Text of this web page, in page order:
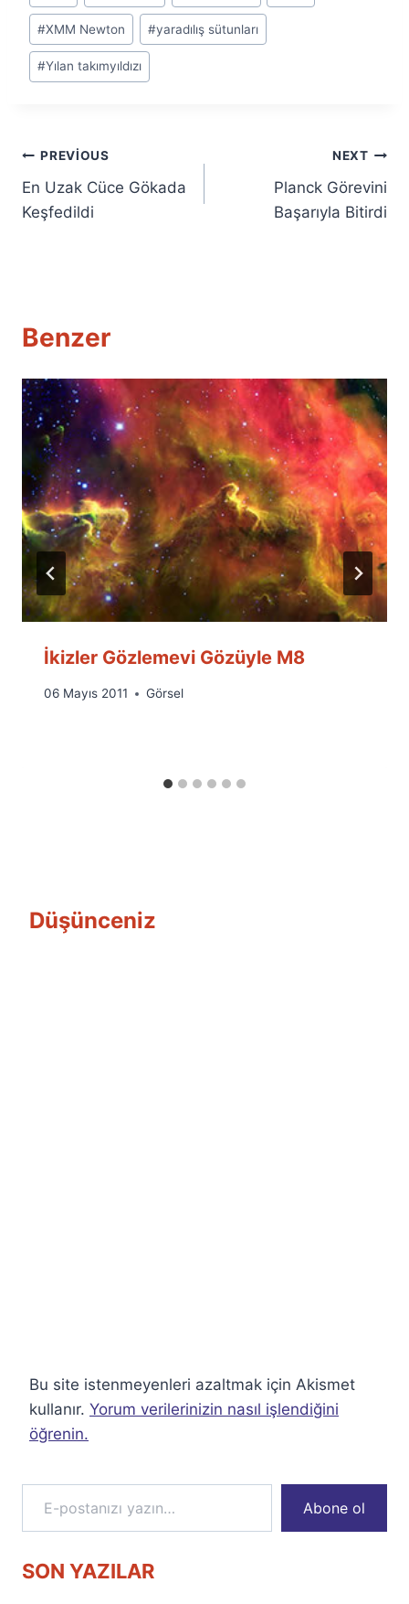
#XMM Newton #yaradılış sütunları
#Yılan takımyıldızı
Yazı
gezinmesi
PREVIOUS
En Uzak Cüce Gökada
Keşfedildi
NEXT
Planck Görevini
Başarıyla Bitirdi
Benzer
İkizler Gözlemevi Gözüyle M8
By
06 Mayıs 2011 Görsel
Düşünceniz
Bu site istenmeyenleri azaltmak için Akismet
kullanır. Yorum verilerinizin nasıl işlendiğini
öğrenin.
E-postanızı yazın…
Abone ol
SON YAZILAR